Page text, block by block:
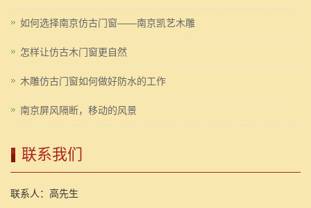
如何选择南京仿古门窗——南京凯艺木雕
怎样让仿古木门窗更自然
木雕仿古门窗如何做好防水的工作
南京屏风隔断，移动的风景
联系我们
联系人：高先生